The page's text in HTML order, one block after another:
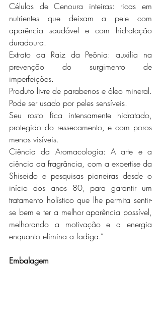
Células de Cenoura inteiras: ricas em
nutrientes que deixam a pele com
aparência saudável e com hidratação
duradoura.
Extrato da Raiz da Peônia: auxilia na
prevenção do surgimento de
imperfeições.
Produto livre de parabenos e óleo mineral.
Pode ser usado por peles sensíveis.
Seu rosto fica intensamente hidratado,
protegido do ressecamento, e com poros
menos visíveis.
Ciência da Aromacologia: A arte e a
ciência da fragrância, com a expertise da
Shiseido e pesquisas pioneiras desde o
início dos anos 80, para garantir um
tratamento holístico que lhe permita sentir-
se bem e ter a melhor aparência possível,
melhorando a motivação e a energia
enquanto elimina a fadiga.”
Embalagem